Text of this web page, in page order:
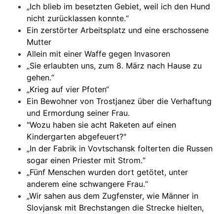
„Ich blieb im besetzten Gebiet, weil ich den Hund
nicht zurücklassen konnte.“
Ein zerstörter Arbeitsplatz und eine erschossene
Mutter
Allein mit einer Waffe gegen Invasoren
„Sie erlaubten uns, zum 8. März nach Hause zu
gehen.“
„Krieg auf vier Pfoten“
Ein Bewohner von Trostjanez über die Verhaftung
und Ermordung seiner Frau.
"Wozu haben sie acht Raketen auf einen
Kindergarten abgefeuert?"
„In der Fabrik in Vovtschansk folterten die Russen
sogar einen Priester mit Strom.“
„Fünf Menschen wurden dort getötet, unter
anderem eine schwangere Frau.“
„Wir sahen aus dem Zugfenster, wie Männer in
Slovjansk mit Brechstangen die Strecke hielten,